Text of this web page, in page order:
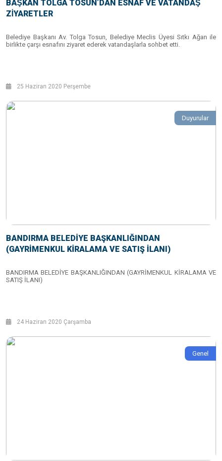
BAŞKAN TOLGA TOSUN’DAN ESNAF VE VATANDAŞ
ZİYARETLER
Belediye Başkanı Av. Tolga Tosun, Belediye Meclis Üyesi Sıtkı Ağan ile
birlikte çarşı esnafını ziyaret ederek vatandaşlarla sohbet etti.
25 Haziran 2020 Perşembe
Duyurular
BANDIRMA BELEDİYE BAŞKANLIĞINDAN
(GAYRİMENKUL KİRALAMA VE SATIŞ İLANI)
BANDIRMA BELEDİYE BAŞKANLIĞINDAN (GAYRİMENKUL KİRALAMA VE
SATIŞ İLANI)
24 Haziran 2020 Çarşamba
Genel